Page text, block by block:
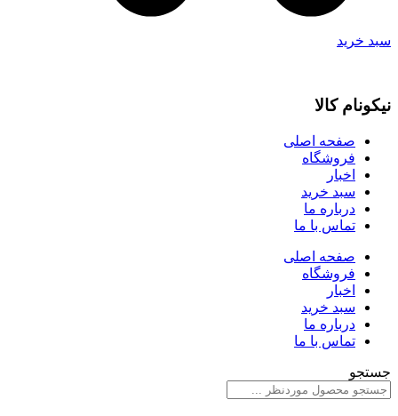
سبد خرید
نیکونام کالا
صفحه اصلی
فروشگاه
اخبار
سبد خرید
درباره ما
تماس با ما
صفحه اصلی
فروشگاه
اخبار
سبد خرید
درباره ما
تماس با ما
جستجو